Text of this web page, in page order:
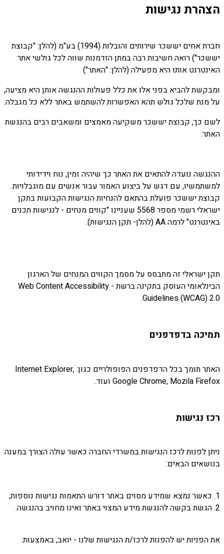
הצהרת נגישות
חברת אחים יששכר שירותים והובלות (1994) בע"מ (להלן: "קבוצת
יששכר") רואה חשיבות רבה במתן הזדמנות שווה לכל גולשי אתר
האינטרנט אותו היא מפעילה (להלן: "האתר")
ומבקשת להביא בפני אלו את כלל פעולות ההנגשה אותן היא מציעה,
על מנת שלכל גולש תהא האפשרות להשתמש באתר ללא כל מגבלה.
לשם כך, קבוצת יששכר משקיעה מאמצים ומשאבים רבים בהנגשת
האתר.
ההנגשה נועדה להתאים את האתר כך שיהיה זמין, נוח וידידותי
למשתמשיו, עם דגש על ביצוע האמור עבור אנשים עם מוגבלויות.
קבוצת יששכר פועלת בהתאם להנחיות הנגישות הקבועות בתקן
ישראלי רשמי מספר 5568 שעניינו "קווים מנחים - לנגישות תכנים
באינטרנט" לרמה AA (להלן- תקן הנגישות).
תקן ישראלי זה מתבסס על מסמך הקווים המנחים של הארגון
הבינלאומי העוסק בתקינה ברשת - Web Content Accessibility
Guidelines (WCAG) 2.0.
תמיכה בדפדפנים
האתר תומך בכל הדפדפנים הפופולריים כגון: Internet Explorer,
Google Chrome, Mozila Firefox ועוד.
רכז נגישות
ניתן לפנות לרכז הנגישות במשרדי החברה כאשר עולה הצורך במענה
בנושאים הבאים:
1. כאשר נמצא שמידע מסוים באתר דורש התאמות נגישות נוספות;
2. הגשת בקשה להנגשת מידע המצוי באתר ואינו מחויב בהנגשה.
את הפניות יש להפנות לרכז/ת הנגישות שלנו - יואב, באמצעות: